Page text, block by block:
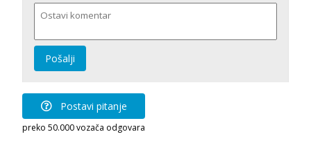
Pošalji
Postavi pitanje
preko 50.000 vozača odgovara